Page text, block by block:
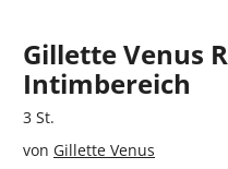
Gillette Venus
Intimbereich
3 St.
von Gillette Venus